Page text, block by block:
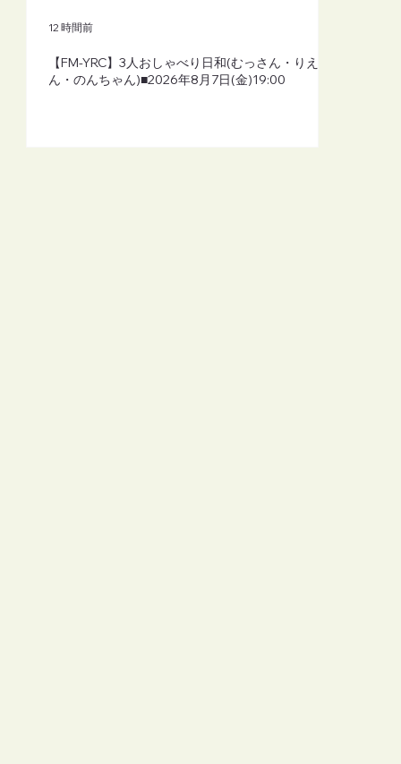
【FM-YRC】3人おしゃべり日和(むっさん・りえさ
ん・のんちゃん)■2026年8月7日(金)19:00
12 時間前